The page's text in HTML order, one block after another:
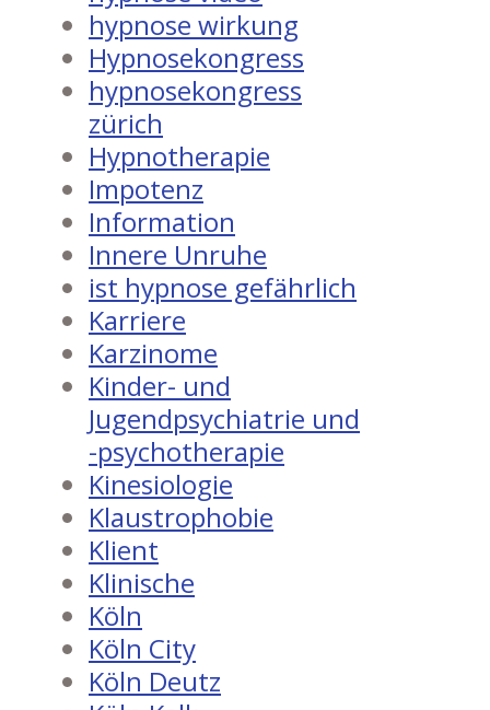
hypnose wirkung
Hypnosekongress
hypnosekongress
zürich
Hypnotherapie
Impotenz
Information
Innere Unruhe
ist hypnose gefährlich
Karriere
Karzinome
Kinder- und
Jugendpsychiatrie und
-psychotherapie
Kinesiologie
Klaustrophobie
Klient
Klinische
Köln
Köln City
Köln Deutz